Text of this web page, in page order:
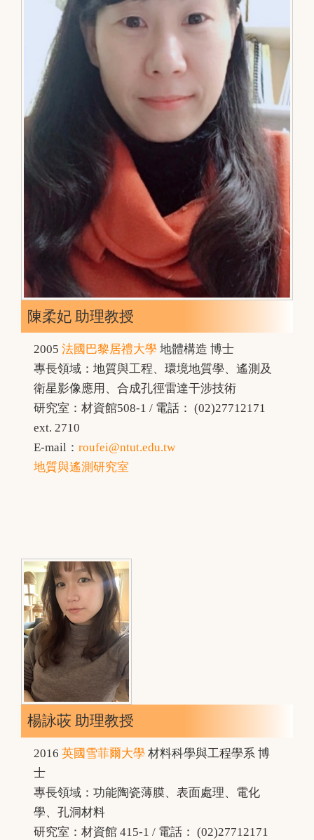
陳柔妃 助理教授
2005法國巴黎居禮大學 地體構造 博士
專長領域：地質與工程、環境地質學、遙測及
衛星影像應用、合成孔徑雷達干涉技術
研究室：材資館508-1 / 電話： (02)27712171
ext. 2710
E-mail：roufei@ntut.edu.tw
地質與遙測研究室
楊詠荍 助理教授
2016英國雪菲爾大學材料科學與工程學系 博
士
專長領域：功能陶瓷薄膜、表面處理、電化
學、孔洞材料
研究室：材資館 415-1 / 電話： (02)27712171